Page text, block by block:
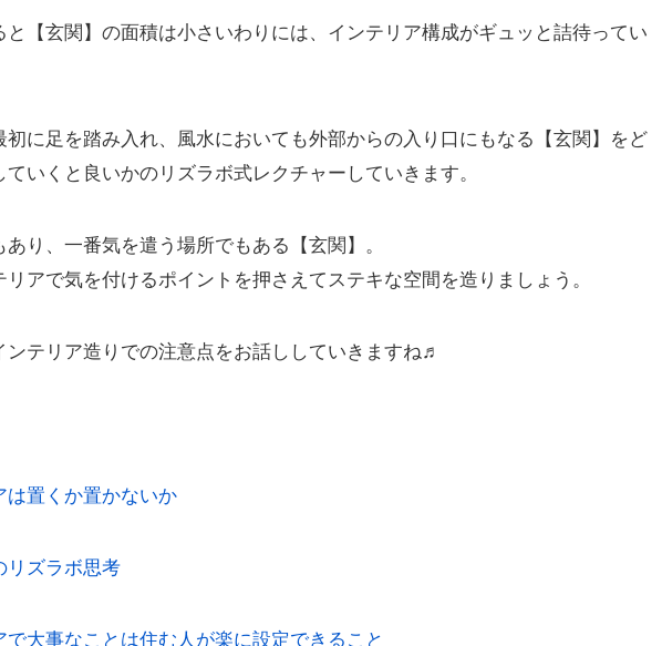
と【玄関】の面積は小さいわりには、インテリア構成がギュッと詰待ってい
初に足を踏み入れ、風水においても外部からの入り口にもなる【玄関】をど
ていくと良いかのリズラボ式レクチャーしていきます。
り、一番気を遣う場所でもある【玄関】。
アで気を付けるポイントを押さえてステキな空間を造りましょう。
ンテリア造りでの注意点をお話ししていきますね♬
は置くか置かないか
リズラボ思考
大事なことは住む人が楽に設定できること